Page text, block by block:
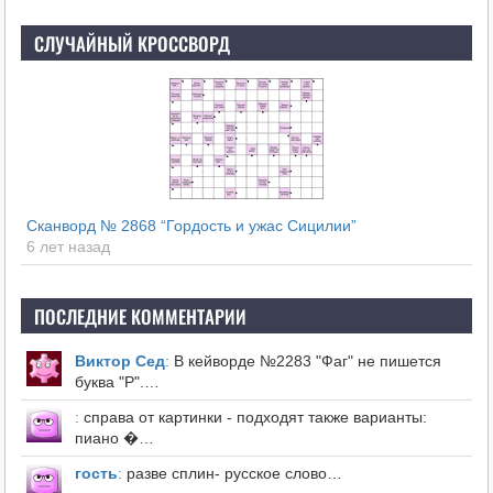
СЛУЧАЙНЫЙ КРОССВОРД
Сканворд № 2868 “Гордость и ужас Сицилии”
6 лет назад
ПОСЛЕДНИЕ КОММЕНТАРИИ
Виктор Сед: В кейворде №2283 "Фаг" не пишется
буква "Р".…
: справа от картинки - подходят также варианты:
пиано �…
гость: разве сплин- русское слово…